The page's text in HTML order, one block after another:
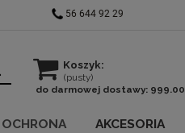
Koszyk:
(pusty)
do darmowej dostawy: 999.00
OCHRONA AKCESORIA
56 644 92 29